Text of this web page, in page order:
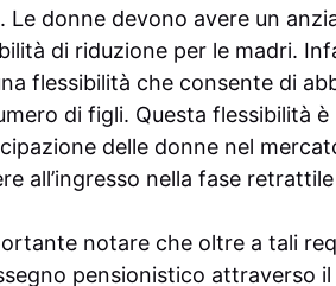
Le donne devono avere un
di riduzione per le madri.
flessibilità che consente di
di figli. Questa flessibilità
delle donne nel
all’ingresso nella fase
notare che oltre a tali
pensionistico attraverso